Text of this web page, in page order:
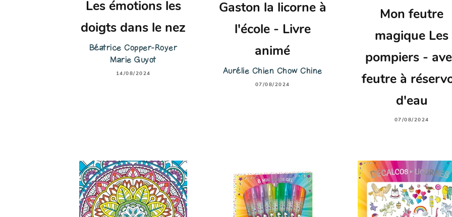
Les émotions les
doigts dans le nez
Béatrice Copper-Royer
Marie Guyot
14/08/2024
Gaston la licorne à
l'école - Livre
animé
Aurélie Chien Chow Chine
07/08/2024
Mon feutre
magique Les
pompiers -
feutre à
d'eau
07/08/2024